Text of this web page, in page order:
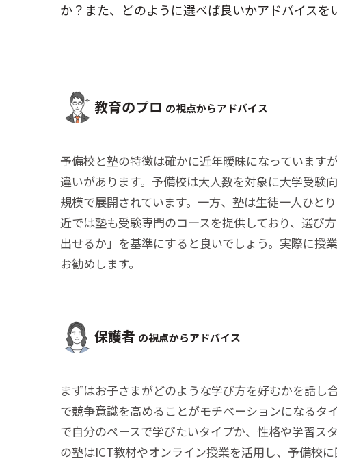
か？また、どのように選べば良いかアドバイスを
教育のプロ の視点からアドバイス
予備校と塾の特徴は確かに近年曖昧になっています
違いがあります。予備校は大人数を対象に大学受験
規模で展開されています。一方、塾は生徒一人ひと
近では塾も受験専門のコースを提供しており、選び
出せるか」を基準にすると良いでしょう。実際に授
お勧めします。
保護者 の視点からアドバイス
まずはお子さまがどのような学び方を好むかを話し
で競争意識を高めることがモチベーションになるタ
で自分のペースで学びたいタイプか、性格や学習ス
の塾はICT教材やオンライン授業を活用し、予備校